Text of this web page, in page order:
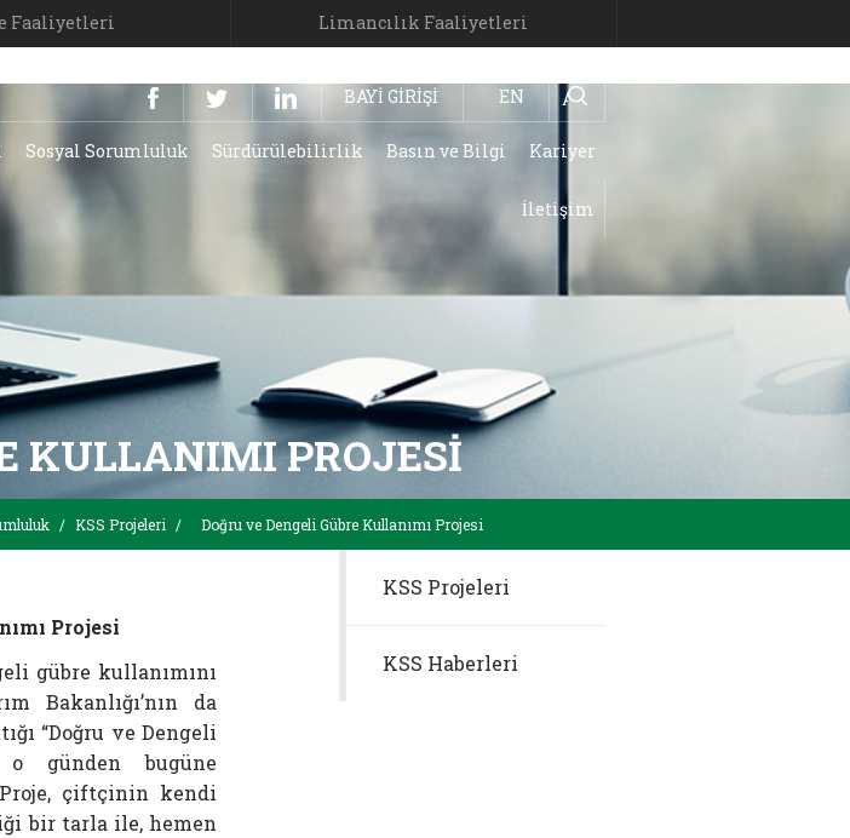
Faaliyetleri Limancılık Faaliyetleri
BAYİ GİRİŞİ EN
Sosyal Sorumluluk Sürdürülebilirlik Basın ve Bilgi Kariyer
İletişim
KULLANIMI PROJESI
/ KSS Projeleri / Doğru ve Dengeli Gübre Kullanımı Projesi
Projesi
gübre kullanımını
Bakanlığı’nın da
“Doğru ve Dengeli
o günden bugüne
çiftçinin kendi
bir tarla ile, hemen
KSS Projeleri
KSS Haberleri